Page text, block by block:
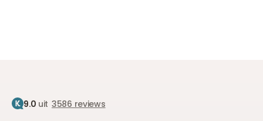
9.0 uit 3586 reviews